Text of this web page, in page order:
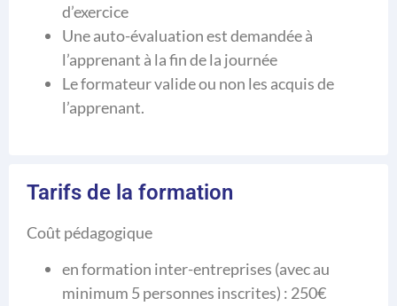
d’exercice
Une auto-évaluation est demandée à
l’apprenant à la fin de la journée
Le formateur valide ou non les acquis de
l’apprenant.
Tarifs de la formation
Coût pédagogique
en formation inter-entreprises (avec au
minimum 5 personnes inscrites) : 250€